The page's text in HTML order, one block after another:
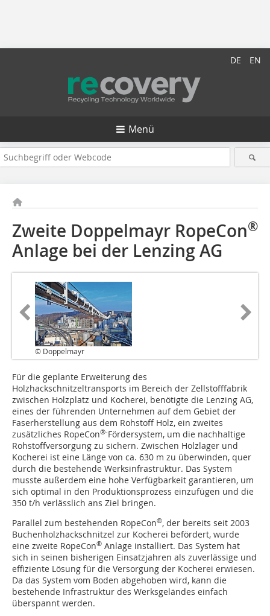
DE EN
Menü
Zweite Doppelmayr RopeCon®
Anlage bei der Lenzing AG
© Doppelmayr
Für die geplante Erweiterung des
Holzhackschnitzeltransports im Bereich der Zellstofffabrik
zwischen Holzplatz und Kocherei, benötigte die Lenzing AG,
eines der führenden Unternehmen auf dem Gebiet der
Faserherstellung aus dem Rohstoff Holz, ein zweites
zusätzliches RopeCon®-Fördersystem, um die nachhaltige
Rohstoffversorgung zu sichern. Zwischen Holzlager und
Kocherei ist eine Länge von ca. 630 m zu überwinden, quer
durch die bestehende Werksinfrastruktur. Das System
musste außerdem eine hohe Verfügbarkeit garantieren, um
sich optimal in den Produktionsprozess einzufügen und die
350 t/h verlässlich ans Ziel bringen.
Parallel zum bestehenden RopeCon®, der bereits seit 2003
Buchenholzhackschnitzel zur Kocherei befördert, wurde
eine zweite RopeCon® Anlage installiert. Das System hat
sich in seinen bisherigen Einsatzjahren als zuverlässige und
effiziente Lösung für die Versorgung der Kocherei erwiesen.
Da das System vom Boden abgehoben wird, kann die
bestehende Infrastruktur des Werksgeländes einfach
überspannt werden.